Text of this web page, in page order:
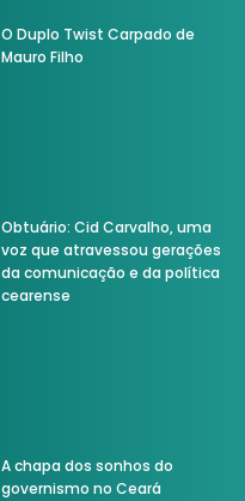
O Duplo Twist Carpado de
Mauro Filho
Obtuário: Cid Carvalho, uma
voz que atravessou gerações
da comunicação e da política
cearense
A chapa dos sonhos do
governismo no Ceará